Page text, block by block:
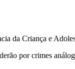
da Criança e
por crimes